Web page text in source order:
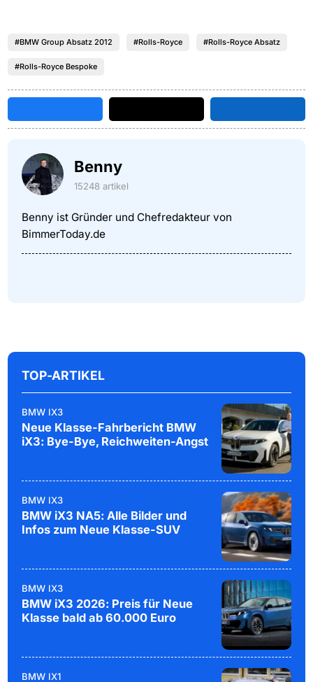
#BMW Group Absatz 2012 #Rolls-Royce #Rolls-Royce Absatz
#Rolls-Royce Bespoke
Benny
15248 artikel
Benny ist Gründer und Chefredakteur von
BimmerToday.de
TOP-ARTIKEL
BMW IX3
Neue Klasse-Fahrbericht BMW
iX3: Bye-Bye, Reichweiten-Angst
BMW IX3
BMW iX3 NA5: Alle Bilder und
Infos zum Neue Klasse-SUV
BMW IX3
BMW iX3 2026: Preis für Neue
Klasse bald ab 60.000 Euro
BMW IX1